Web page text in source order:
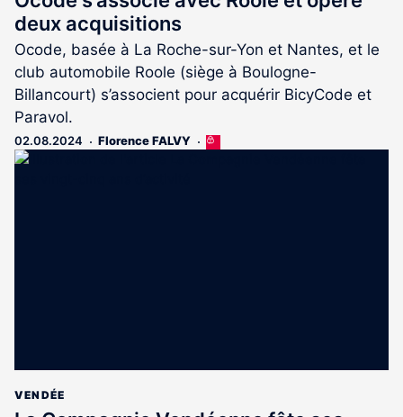
deux acquisitions
Ocode, basée à La Roche-sur-Yon et Nantes, et le
club automobile Roole (siège à Boulogne-
Billancourt) s’associent pour acquérir BicyCode et
Paravol.
02.08.2024 Florence FALVY
Cet
VENDÉE